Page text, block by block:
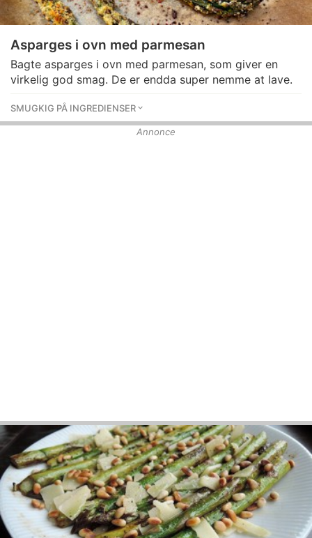
Asparges i ovn med parmesan
Bagte asparges i ovn med parmesan, som giver en
virkelig god smag. De er endda super nemme at lave.
SMUGKIG PÅ INGREDIENSER
Annonce